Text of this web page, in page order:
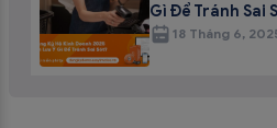
Gì Để Tránh Sai
18 Tháng 6,